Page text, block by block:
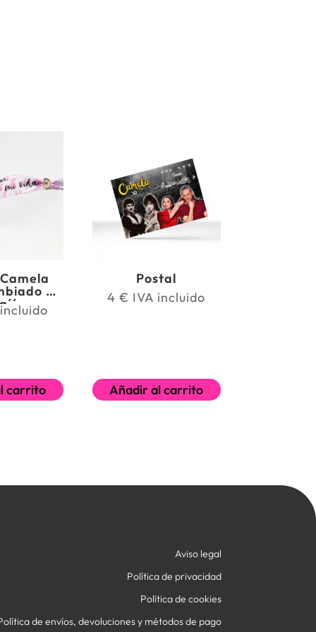
mi
carrito
Postal
4€ IVA incluido
Añadir al carrito
Aviso legal
Política de privacidad
Política de cookies
de envíos, devoluciones y métodos de pago